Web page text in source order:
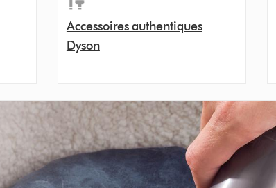
Accessoires authentiques
Dyson